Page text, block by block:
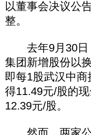
以董事会决议公
整。
去年9月30日
集团新增股份以
即每1股武汉中
得11.49元/股的
12.39元/股。